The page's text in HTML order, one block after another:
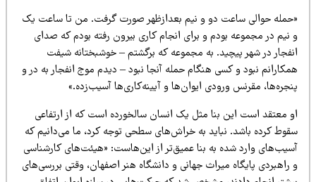
حوالی ساعت دو و نیم بعدازظهر صورت گرفت. من تا ساعت یک
نیم در مجموعه بودم و برای انجام کاری بیرون رفته بودم که صدای
در شهر پیچید. به مجموعه که برگشتم – خوشبختانه شیفت
نبود و کسی هنگام حمله آنجا نبود – دیدم موج انفجار به در و
مقرنس ورودی ایوان‌ها و آیینه‌کاری‌ها آسیب‌زده.»
معتقد است این بنا مثل یک انسان سالخورده است که از ارتفاعی
کرده باشد. نباید به خراش‌های سطحی توجه کرد، ما می‌دانیم که
وارد شده به بنا عمیق‌تر از این‌هاست: «هیئت‌های کارشناسی
راهبردی پایگاه میراث جهانی و دانشگاه هنر اصفهان، وقتی بررسی‌های